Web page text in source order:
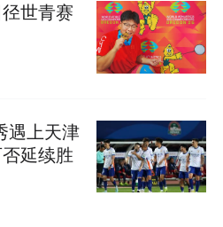
世青赛
遇上天津
延续胜